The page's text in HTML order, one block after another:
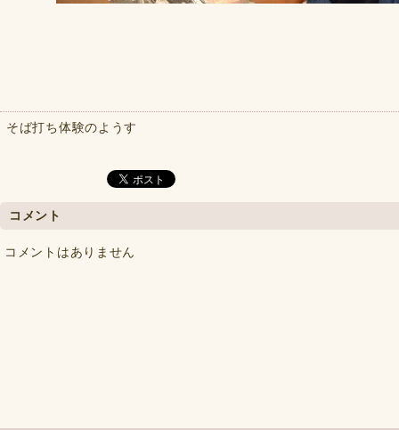
そば打ち体験のようす
コメント
コメントはありません